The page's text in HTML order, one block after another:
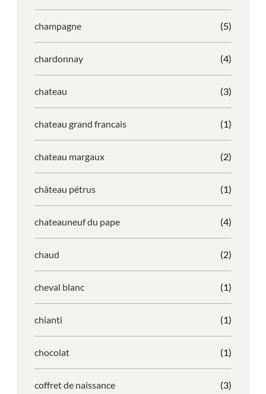
champagne (5)
chardonnay (4)
chateau (3)
chateau grand francais (1)
chateau margaux (2)
château pétrus (1)
chateauneuf du pape (4)
chaud (2)
cheval blanc (1)
chianti (1)
chocolat (1)
coffret de naissance (3)